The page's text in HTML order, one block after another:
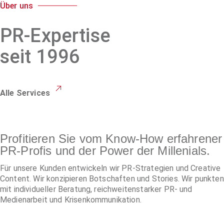
Über uns
PR-Expertise
seit 1996
Alle Services
Profitieren Sie vom Know-How erfahrener
PR-Profis und der Power der Millenials.
Für unsere Kunden entwickeln wir PR-Strategien und Creative
Content. Wir konzipieren Botschaften und Stories. Wir punkten
mit individueller Beratung, reichweitenstarker PR- und
Medienarbeit und Krisenkommunikation.